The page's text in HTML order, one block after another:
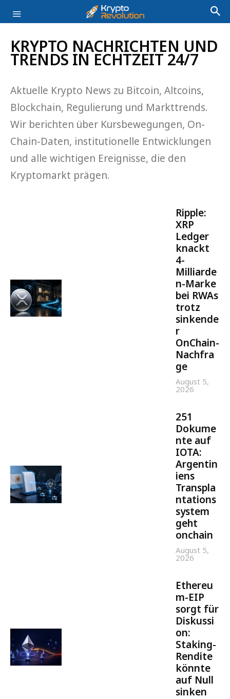
KRYPTO NACHRICHTEN UND
TRENDS IN ECHTZEIT 24/7
Aktuelle Krypto News zu Bitcoin, Altcoins,
Blockchain, Regulierung und Markttrends.
Wir berichten über Kursbewegungen, On-
Chain-Daten, institutionelle Entwicklungen
und alle wichtigen Ereignisse, die den
Kryptomarkt prägen.
Ripple:
XRP
Ledger
knackt
4-
Milliarde
n-Marke
bei RWAs
trotz
sinkende
r
OnChain-
Nachfra
ge
August 5,
2026
251
Dokume
nte auf
IOTA:
Argentin
iens
Transpla
ntations
system
geht
onchain
August 5,
2026
Ethereu
m-EIP
sorgt für
Diskussi
on:
Staking-
Rendite
könnte
auf Null
sinken